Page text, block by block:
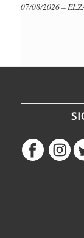
07/08/2026 –